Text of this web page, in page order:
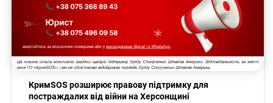
КримSOS розширює правову підтримку для
постраждалих від війни на Херсонщині